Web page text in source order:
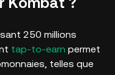
250 millions
tap-to-earn permet
telles que